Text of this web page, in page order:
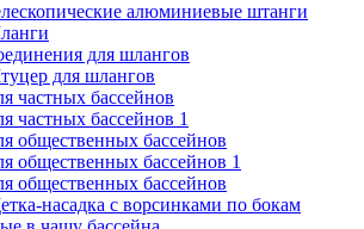
алюминиевые штанги
для шлангов
для шлангов
частных бассейнов
частных бассейнов 1
общественных бассейнов
общественных бассейнов 1
общественных бассейнов
насадка с ворсинками по бокам